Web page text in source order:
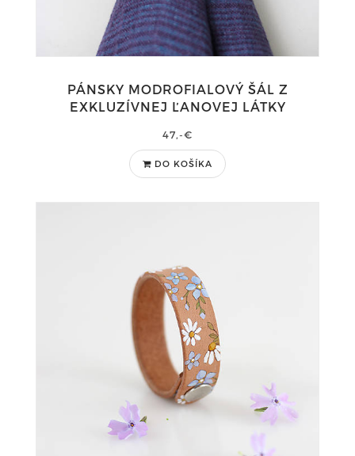
PÁNSKY MODROFIALOVÝ ŠÁL Z
EXKLUZÍVNEJ ĽANOVEJ LÁTKY
47,-€
DO KOŠÍKA